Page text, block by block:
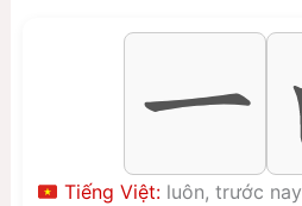
Tiếng Việt: luôn, trước nay